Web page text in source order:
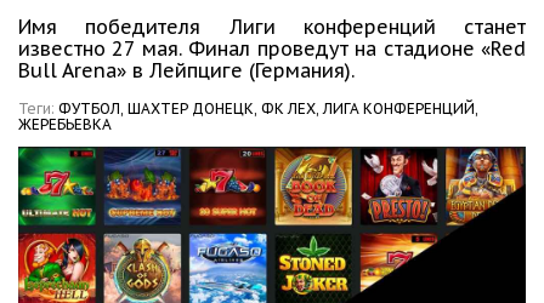
Имя победителя Лиги конференций станет
известно 27 мая. Финал проведут на стадионе «Red
Bull Arena» в Лейпциге (Германия).
Теги: ФУТБОЛ, ШАХТЕР ДОНЕЦК, ФК ЛЕХ, ЛИГА КОНФЕРЕНЦИЙ,
ЖЕРЕБЬЕВКА